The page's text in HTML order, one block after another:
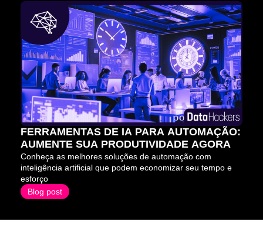
FERRAMENTAS DE IA PARA AUTOMAÇÃO:
AUMENTE SUA PRODUTIVIDADE AGORA
Conheça as melhores soluções de automação com
inteligência artificial que podem economizar seu tempo e
esforço
Blog post